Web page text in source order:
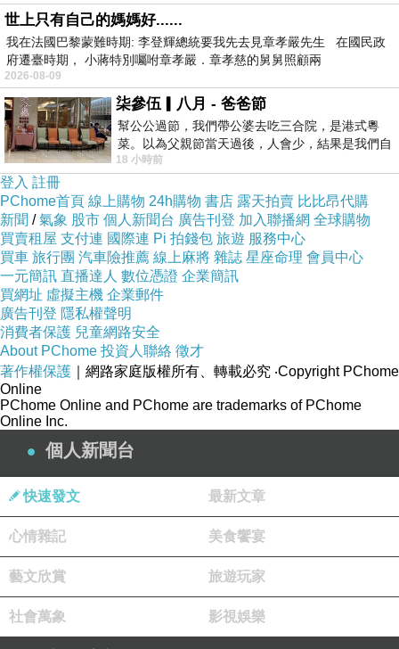
商品網址: http://www.mymall.com.tw/pro-
22220.html?member=af000077660
商品訊息功能: 天然藻類萃取葉黃素，純淨無污
染
六合一配方，豐富營養適合大朋友
添加魚油配方，可與葉黃素協同作用
商品訊息簡述
世上只有自己的媽媽好......
我在法國巴黎蒙難時期: 李登輝總統要我先去見章孝嚴先生 在國民政
府遷臺時期， 小蔣特別囑咐章孝嚴．章孝慈的舅舅照顧兩
2026-08-09
柒參伍▎八月 - 爸爸節
幫公公過節，我們帶公婆去吃三合院，是港式粵
菜。以為父親節當天過後，人會少，結果是我們自
己想多了。人陸續地進，滿滿都是人，個人
18 小時前
登入 註冊
PChome首頁 線上購物 24h購物 書店 露天拍賣 比比昂代購
新聞 /氣象 股市 個人新聞台 廣告刊登 加入聯播網 全球購物
買賣租屋 支付連 國際連 Pi 拍錢包 旅遊 服務中心
買車 旅行團 汽車險推薦 線上麻將 雜誌 星座命理 會員中心
一元簡訊 直播達人 數位憑證 企業簡訊
買網址 虛擬主機 企業郵件
廣告刊登 隱私權聲明
消費者保護 兒童網路安全
About PChome 投資人聯絡 徵才
著作權保護 ｜網路家庭版權所有、轉載必究 ‧Copyright PChome
Online
PChome Online and PChome are trademarks of PChome
Online Inc.
個人新聞台
快速發文 最新文章
心情雜記 美食饗宴
藝文欣賞 旅遊玩家
社會萬象 影視娛樂